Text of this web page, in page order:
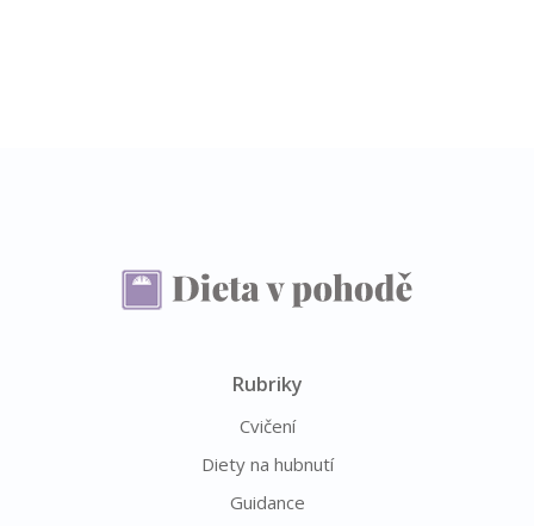
Rubriky
Cvičení
Diety na hubnutí
Guidance